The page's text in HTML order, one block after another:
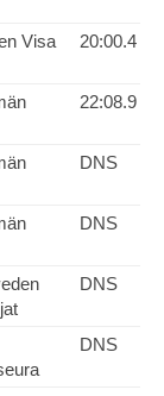
Visa 20:00.4
22:08.9
DNS
DNS
DNS
DNS